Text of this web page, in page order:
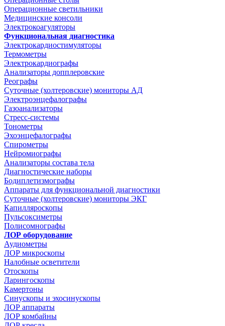
Операционные светильники
Медицинские консоли
Электрокоагуляторы
Функциональная диагностика
Электрокардиостимуляторы
Термометры
Электрокардиографы
Анализаторы допплеровские
Реографы
Суточные (холтеровские) мониторы АД
Электроэнцефалографы
Газоанализаторы
Стресс-системы
Тонометры
Эхоэнцефалографы
Спирометры
Нейромиографы
Анализаторы состава тела
Диагностические наборы
Бодиплетизмографы
Аппараты для функциональной диагностики
Суточные (холтеровские) мониторы ЭКГ
Капилляроскопы
Пульсоксиметры
Полисомнографы
ЛОР оборудование
Аудиометры
ЛОР микроскопы
Налобные осветители
Отоскопы
Ларингоскопы
Камертоны
Синускопы и эхосинускопы
ЛОР аппараты
ЛОР комбайны